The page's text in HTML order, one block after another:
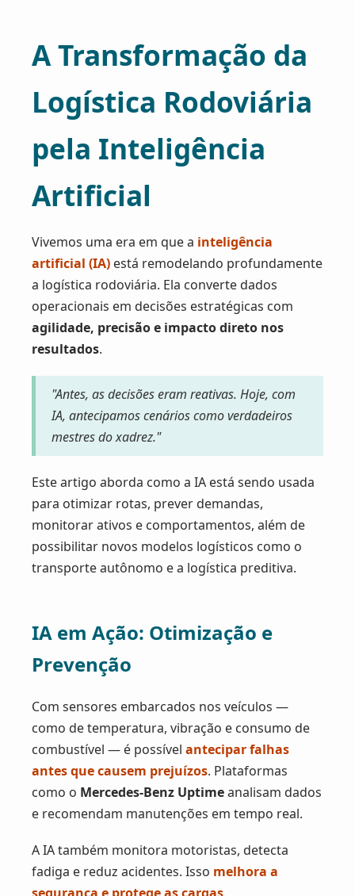
A Transformação da
Logística Rodoviária
pela Inteligência
Artificial
Vivemos uma era em que a inteligência
artificial (IA) está remodelando profundamente
a logística rodoviária. Ela converte dados
operacionais em decisões estratégicas com
agilidade, precisão e impacto direto nos
resultados.
"Antes, as decisões eram reativas. Hoje, com
IA, antecipamos cenários como verdadeiros
mestres do xadrez."
Este artigo aborda como a IA está sendo usada
para otimizar rotas, prever demandas,
monitorar ativos e comportamentos, além de
possibilitar novos modelos logísticos como o
transporte autônomo e a logística preditiva.
IA em Ação: Otimização e
Prevenção
Com sensores embarcados nos veículos —
como de temperatura, vibração e consumo de
combustível — é possível antecipar falhas
antes que causem prejuízos. Plataformas
como o Mercedes-Benz Uptimeanalisam dados
e recomendam manutenções em tempo real.
A IA também monitora motoristas, detecta
fadiga e reduz acidentes. Isso melhora a